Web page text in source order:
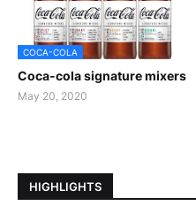
COCA-COLA
Coca-cola signature mixers
May 20, 2020
HIGHLIGHTS